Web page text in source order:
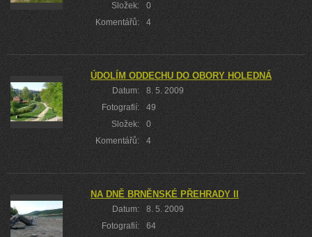
Složek:
0
Komentářů:
4
ÚDOLÍM ODDECHU DO OBORY HOLEDNÁ
Datum:
8. 5. 2009
Fotografií:
49
Složek:
0
Komentářů:
4
NA DNĚ BRNĚNSKÉ PŘEHRADY II
Datum:
8. 5. 2009
Fotografií:
64